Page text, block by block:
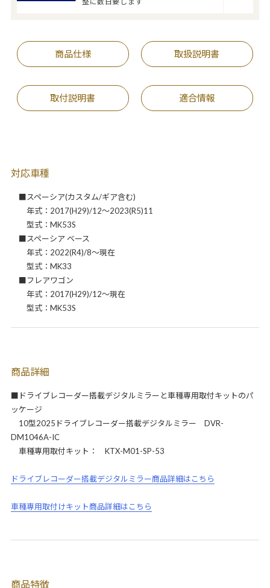
商品仕様 取扱説明書
取付説明書 適合情報
対応車種
■スペーシア(カスタム/ギア含む)
年式：2017(H29)/12～2023(R5)11
型式：MK53S
■スペーシア ベース
年式：2022(R4)/8～現在
型式：MK33
■フレアワゴン
年式：2017(H29)/12～現在
型式：MK53S
商品詳細
■ドライブレコーダー搭載デジタルミラーと車種専用取付キットのパ
ッケージ
10型2025ドライブレコーダー搭載デジタルミラー DVR-
DM1046A-IC
車種専用取付キット： KTX-M01-SP-53
ドライブレコーダー搭載デジタルミラー商品詳細はこちら
車種専用取付けキット商品詳細はこちら
商品特徴